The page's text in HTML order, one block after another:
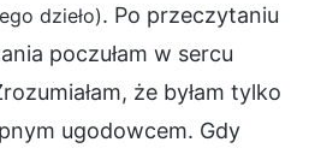
dzieło). Po przeczytaniu
poczułam w sercu
że byłam tylko
ugodowcem. Gdy